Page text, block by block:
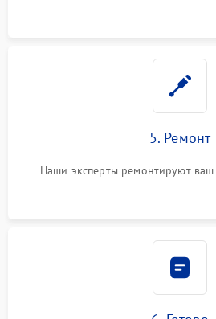
5. Ремонт
Наши эксперты ремонтируют